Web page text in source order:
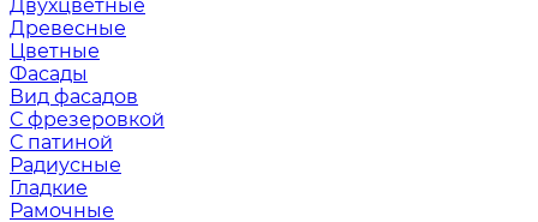
Двухцветные
Древесные
Цветные
Фасады
Вид фасадов
С фрезеровкой
С патиной
Радиусные
Гладкие
Рамочные